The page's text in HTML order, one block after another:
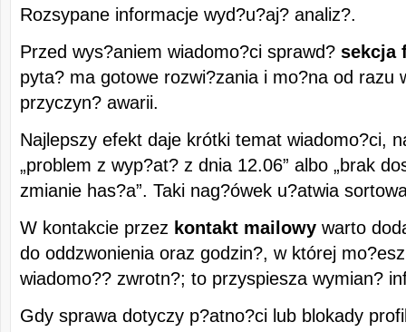
Rozsypane informacje wyd?u?aj? analiz?.
Przed wys?aniem wiadomo?ci sprawd? sekcja
pyta? ma gotowe rozwi?zania i mo?na od razu
przyczyn? awarii.
Najlepszy efekt daje krótki temat wiadomo?ci,
„problem z wyp?at? z dnia 12.06” albo „brak
zmianie has?a”. Taki nag?ówek u?atwia
W kontakcie przez kontakt mailowy warto
do oddzwonienia oraz godzin?, w której
wiadomo?? zwrotn?; to przyspiesza wymian?
Gdy sprawa dotyczy p?atno?ci lub blokady